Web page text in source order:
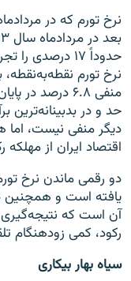
حدوداً ۱۷
نرخ تورم
حد و در
دیگر منفی نیست، اما
اقتصاد ایران از
دو رقمی ماندن نرخ
یافته است و همچنین
آن است که نتیجه‌گیری
رکود، کمی زودهنگام
سیاه بهار بیکاری